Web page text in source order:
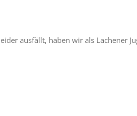
leider ausfällt, haben wir als